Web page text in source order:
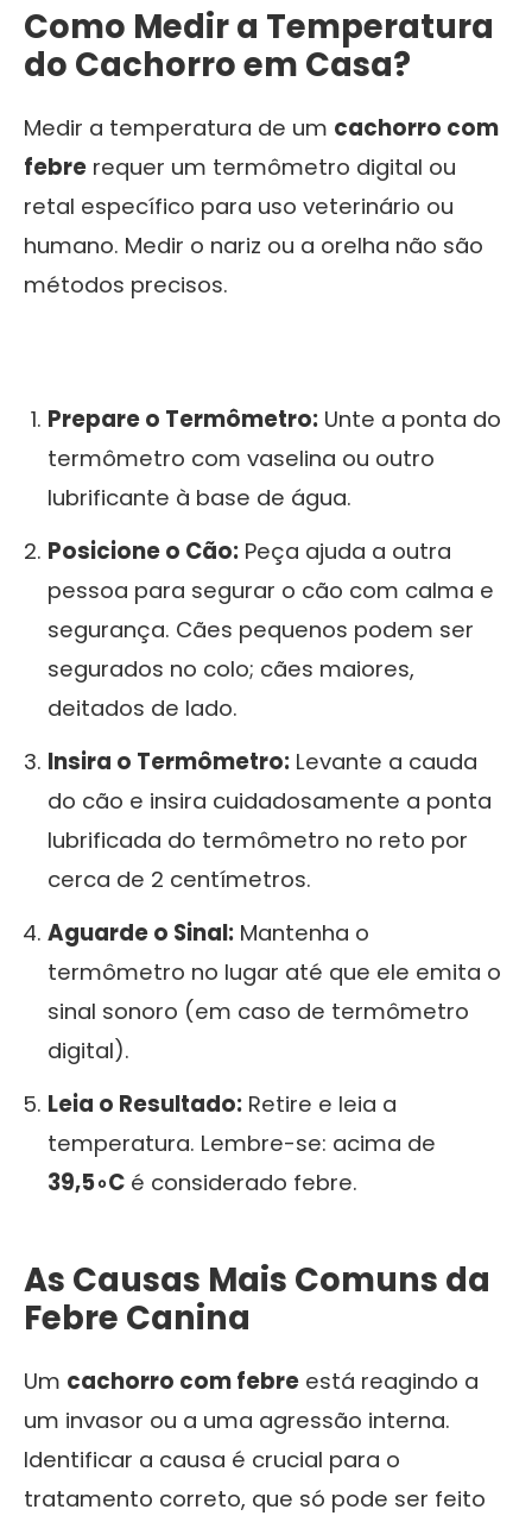
Como Medir a Temperatura
do Cachorro em Casa?
Medir a temperatura de um cachorro com
febre requer um termômetro digital ou
retal específico para uso veterinário ou
humano. Medir o nariz ou a orelha não são
métodos precisos.
Prepare o Termômetro: Unte a ponta do
termômetro com vaselina ou outro
lubrificante à base de água.
Posicione o Cão: Peça ajuda a outra
pessoa para segurar o cão com calma e
segurança. Cães pequenos podem ser
segurados no colo; cães maiores,
deitados de lado.
Insira o Termômetro: Levante a cauda
do cão e insira cuidadosamente a ponta
lubrificada do termômetro no reto por
cerca de 2 centímetros.
Aguarde o Sinal: Mantenha o
termômetro no lugar até que ele emita o
sinal sonoro (em caso de termômetro
digital).
Leia o Resultado: Retire e leia a
temperatura. Lembre-se: acima de
39,5∘C é considerado febre.
As Causas Mais Comuns da
Febre Canina
Um cachorro com febre está reagindo a
um invasor ou a uma agressão interna.
Identificar a causa é crucial para o
tratamento correto, que só pode ser feito